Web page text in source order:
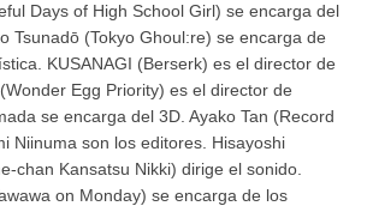
Days of High School Girl) se encarga del
Tsunadō (Tokyo Ghoul:re) se encarga de
KUSANAGI (Berserk) es el director de
Egg Priority) es el director de
se encarga del 3D. Ayako Tan (Record
Niinuma son los editores. Hisayoshi
chan Kansatsu Nikki) dirige el sonido.
on Monday) se encarga de los